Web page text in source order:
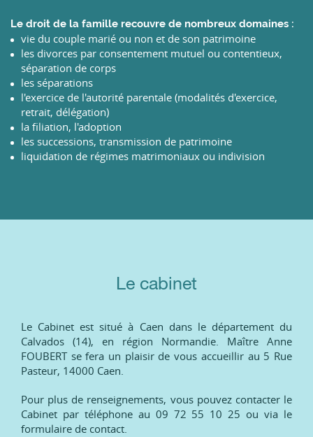
Le droit de la famille recouvre de nombreux domaines :
vie du couple marié ou non et de son patrimoine
les divorces par consentement mutuel ou contentieux,
séparation de corps
les séparations
l'exercice de l'autorité parentale (modalités d'exercice,
retrait, délégation)
la filiation, l'adoption
les successions, transmission de patrimoine
liquidation de régimes matrimoniaux ou indivision
Le cabinet
Le Cabinet est situé à Caen dans le département du
Calvados (14), en région Normandie. Maître Anne
FOUBERT se fera un plaisir de vous accueillir au 5 Rue
Pasteur, 14000 Caen.
Pour plus de renseignements, vous pouvez contacter le
Cabinet par téléphone au 09 72 55 10 25 ou via le
formulaire de contact.